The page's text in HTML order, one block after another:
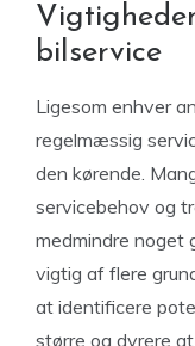
bilservice
Ligesom enhver
regelmæssig
den kørende.
servicebehov og
medmindre noget
vigtig af flere
at identificere
større og dyrere